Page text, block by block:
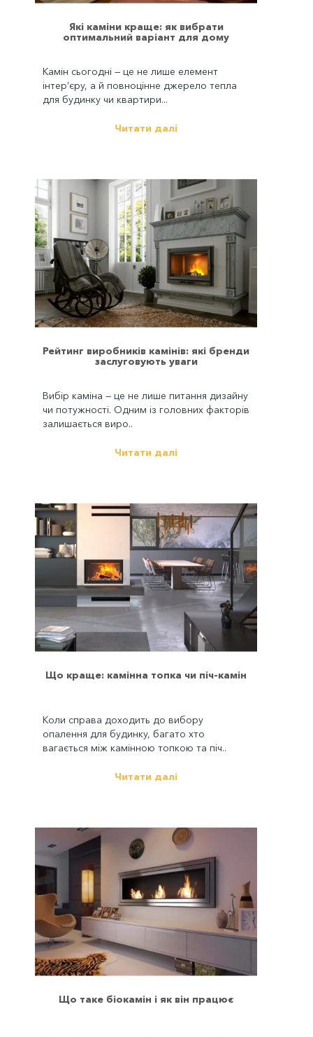
Які каміни краще: як вибрати
оптимальний варіант для дому
Камін сьогодні — це не лише елемент
інтер’єру, а й повноцінне джерело тепла
для будинку чи квартири...
Читати далі
Рейтинг виробників камінів: які бренди
заслуговують уваги
Вибір каміна — це не лише питання дизайну
чи потужності. Одним із головних факторів
залишається виро..
Читати далі
Що краще: камінна топка чи піч-камін
Коли справа доходить до вибору
опалення для будинку, багато хто
вагається між камінною топкою та піч..
Читати далі
Що таке біокамін і як він працює